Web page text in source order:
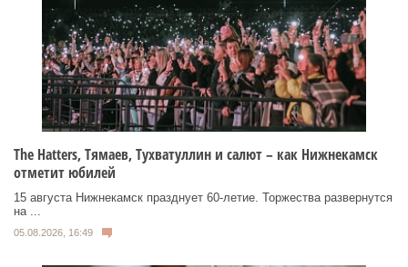
Тhe Нatters, Тямаев, Тухватуллин и салют – как Нижнекамск
отметит юбилей
15 августа Нижнекамск празднует 60‑летие. Торжества развернутся
на ...
05.08.2026, 16:49